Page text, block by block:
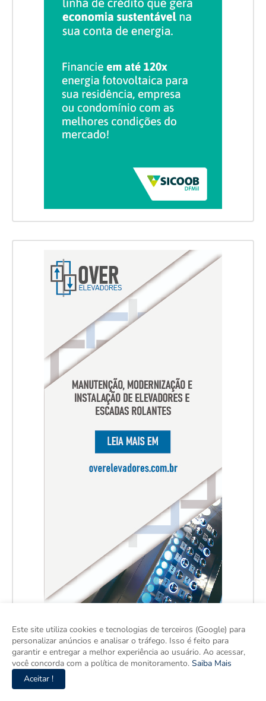
Este site utiliza cookies e tecnologias de terceiros (Google) para
personalizar anúncios e analisar o tráfego. Isso é feito para
garantir e entregar a melhor experiência ao usuário. Ao acessar,
você concorda com a política de monitoramento. Saiba Mais
Aceitar !